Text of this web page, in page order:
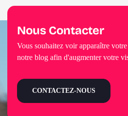
Nous Contacter
Vous souhaitez voir apparaître
notre blog afin d'augmenter votre
CONTACTEZ-NOUS